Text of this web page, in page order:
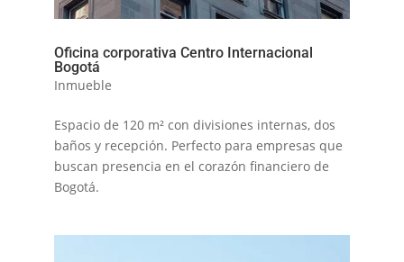
Oficina corporativa Centro Internacional
Bogotá
Inmueble
Espacio de 120 m² con divisiones internas, dos
baños y recepción. Perfecto para empresas que
buscan presencia en el corazón financiero de
Bogotá.